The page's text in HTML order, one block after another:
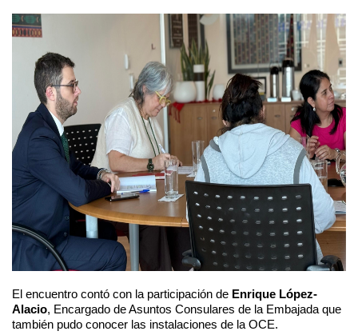
El encuentro contó con la participación de Enrique López-
Alacio, Encargado de Asuntos Consulares de la Embajada que
también pudo conocer las instalaciones de la OCE.